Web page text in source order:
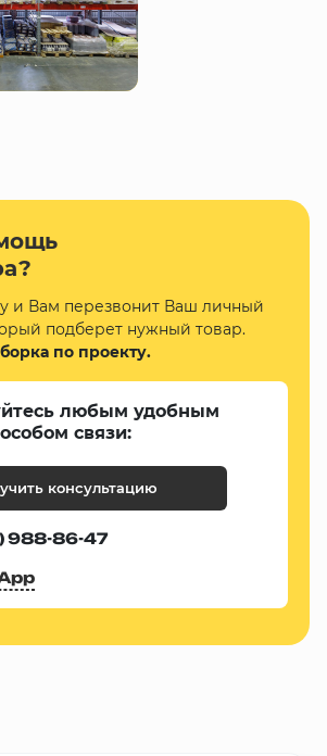
и Вам перезвонит Ваш личный
подберет нужный товар.
по проекту.
любым удобным
связи:
консультацию
988-86-47